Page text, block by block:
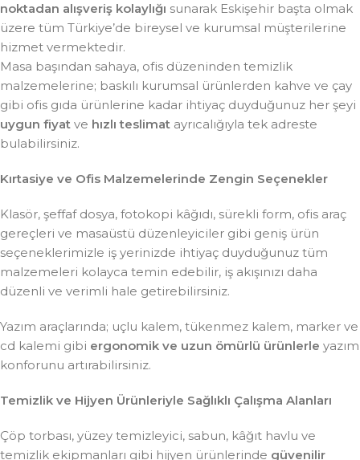
noktadan alışveriş kolaylığı sunarak Eskişehir başta olmak
üzere tüm Türkiye’de bireysel ve kurumsal müşterilerine
hizmet vermektedir.
Masa başından sahaya, ofis düzeninden temizlik
malzemelerine; baskılı kurumsal ürünlerden kahve ve çay
gibi ofis gıda ürünlerine kadar ihtiyaç duyduğunuz her şeyi
uygun fiyat ve hızlı teslimat ayrıcalığıyla tek adreste
bulabilirsiniz.
Kırtasiye ve Ofis Malzemelerinde Zengin Seçenekler
Klasör, şeffaf dosya, fotokopi kâğıdı, sürekli form, ofis araç
gereçleri ve masaüstü düzenleyiciler gibi geniş ürün
seçeneklerimizle iş yerinizde ihtiyaç duyduğunuz tüm
malzemeleri kolayca temin edebilir, iş akışınızı daha
düzenli ve verimli hale getirebilirsiniz.
Yazım araçlarında; uçlu kalem, tükenmez kalem, marker ve
cd kalemi gibi ergonomik ve uzun ömürlü ürünlerle yazım
konforunu artırabilirsiniz.
Temizlik ve Hijyen Ürünleriyle Sağlıklı Çalışma Alanları
Çöp torbası, yüzey temizleyici, sabun, kâğıt havlu ve
temizlik ekipmanları gibi hijyen ürünlerinde güvenilir